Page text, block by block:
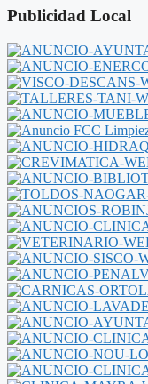
Publicidad Local